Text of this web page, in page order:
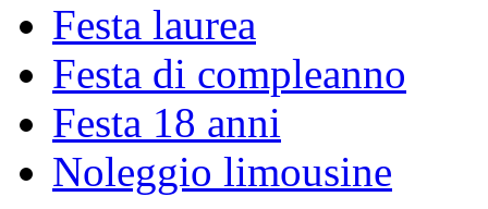
Festa laurea
Festa di compleanno
Festa 18 anni
Noleggio limousine